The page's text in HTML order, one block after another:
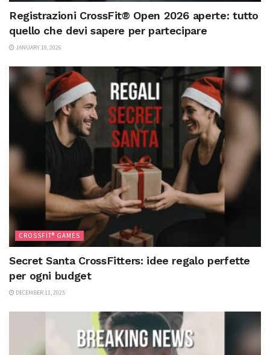
Registrazioni CrossFit® Open 2026 aperte: tutto
quello che devi sapere per partecipare
JANUARY 19, 2026
CROSSFIT® GAMES
Secret Santa CrossFitters: idee regalo perfette
per ogni budget
DECEMBER 11, 2025